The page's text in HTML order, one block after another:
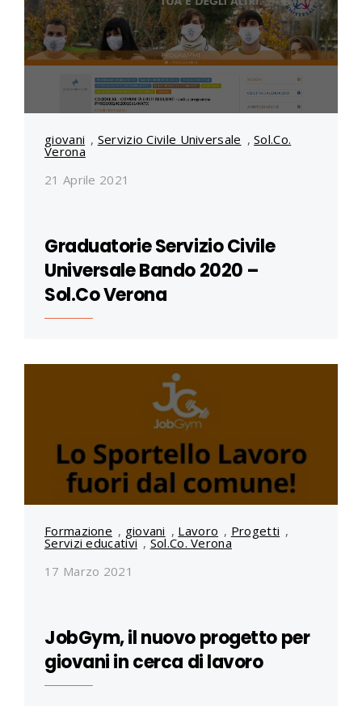
giovani , Servizio Civile Universale ,Sol.Co.
Verona
21 Aprile 2021
Graduatorie Servizio Civile
Universale Bando 2020 –
Sol.Co Verona
Formazione , giovani , Lavoro , Progetti ,
Servizi educativi ,Sol.Co. Verona
17 Marzo 2021
JobGym, il nuovo progetto per
giovani in cerca di lavoro